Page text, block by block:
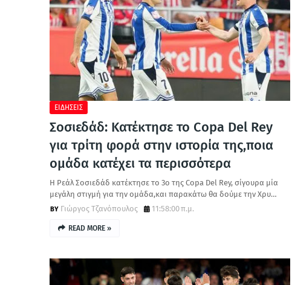
ΕΙΔΗΣΕΙΣ
Σοσιεδάδ: Κατέκτησε το Copa Del Rey
για τρίτη φορά στην ιστορία της,ποια
ομάδα κατέχει τα περισσότερα
Η Ρεάλ Σοσιεδάδ κατέκτησε το 3ο της Copa Del Rey, σίγουρα μία
μεγάλη στιγμή για την ομάδα,και παρακάτω θα δούμε την Χρυ…
Γιώργος Τζανόπουλος
11:58:00 π.μ.
READ MORE »